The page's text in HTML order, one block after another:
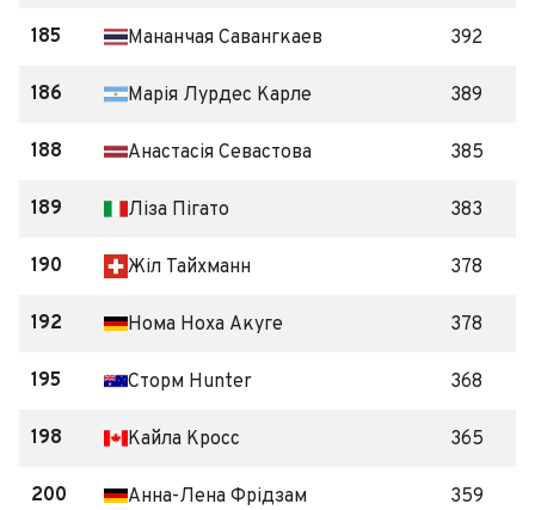
185 Мананчая Савангкаев 392
186 Марія Лурдес Карле 389
188 Анастасія Севастова 385
189 Ліза Пігато 383
190 Жіл Тайхманн 378
192 Нома Ноха Акуге 378
195 Сторм Hunter 368
198 Кайла Кросс 365
200 Анна-Лена Фрідзам 359